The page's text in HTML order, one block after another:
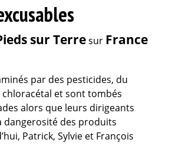
sur Terresur France
par des pesticides, du
et sont tombés
alors que leurs dirigeants
dangerosité des produits
Patrick, Sylvie et François